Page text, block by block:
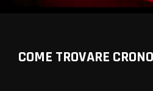
COME TROVARE